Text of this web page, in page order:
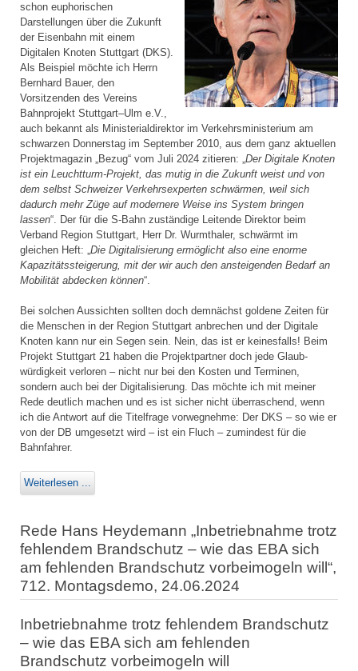
schon euphorischen
Darstellungen über die Zukunft
der Eisenbahn mit einem
Digitalen Knoten Stuttgart (DKS).
Als Beispiel möchte ich Herrn
Bernhard Bauer, den
Vorsitzenden des Vereins
Bahnprojekt Stuttgart–Ulm e.V.,
auch bekannt als Ministerial­direktor im Verkehrsministerium am
schwarzen Donnerstag im September 2010, aus dem ganz aktuellen
Projektmagazin „Bezug“ vom Juli 2024 zitieren: „Der Digitale Knoten
ist ein Leuchtturm-Projekt, das mutig in die Zukunft weist und von
dem selbst Schweizer Verkehrsexperten schwärmen, weil sich
dadurch mehr Züge auf modernere Weise ins System bringen
lassen“. Der für die S-Bahn zuständige Leitende Direktor beim
Verband Region Stuttgart, Herr Dr. Wurmthaler, schwärmt im
gleichen Heft: „Die Digitalisierung ermöglicht also eine enorme
Kapazitätssteigerung, mit der wir auch den ansteigenden Bedarf an
Mobilität abdecken können“.
Bei solchen Aussichten sollten doch demnächst goldene Zeiten für
die Menschen in der Region Stuttgart anbrechen und der Digitale
Knoten kann nur ein Segen sein. Nein, das ist er keinesfalls! Beim
Projekt Stuttgart 21 haben die Projektpartner doch jede Glaub­
würdigkeit verloren – nicht nur bei den Kosten und Terminen,
sondern auch bei der Digitalisierung. Das möchte ich mit meiner
Rede deutlich machen und es ist sicher nicht überraschend, wenn
ich die Antwort auf die Titelfrage vorwegnehme: Der DKS – so wie er
von der DB umgesetzt wird – ist ein Fluch – zumindest für die
Bahnfahrer.
Weiterlesen ...
Rede Hans Heydemann „Inbetriebnahme trotz
fehlendem Brandschutz – wie das EBA sich
am fehlenden Brandschutz vorbeimogeln will“,
712. Montagsdemo, 24.06.2024
Inbetriebnahme trotz fehlendem Brandschutz
– wie das EBA sich am fehlenden
Brandschutz vorbeimogeln will